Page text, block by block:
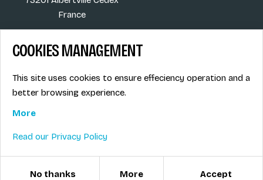
France
More
Job offers
Ski instructors union
Legal info
© ESI / École de Ski Internationale Cookies management
COOKIES MANAGEMENT
This site uses cookies to ensure effeciency operation and a
better browsing experience.
More
Read our Privacy Policy
No thanks More Accept